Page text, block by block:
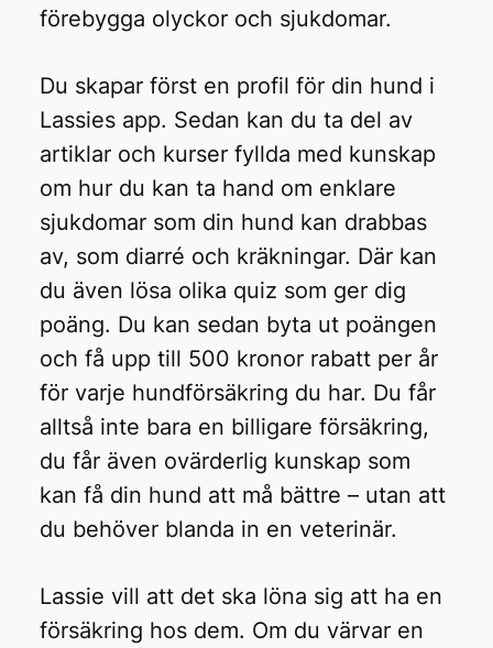
förebygga olyckor och sjukdomar.
Du skapar först en profil för din hund i
Lassies app. Sedan kan du ta del av
artiklar och kurser fyllda med kunskap
om hur du kan ta hand om enklare
sjukdomar som din hund kan drabbas
av, som diarré och kräkningar. Där kan
du även lösa olika quiz som ger dig
poäng. Du kan sedan byta ut poängen
och få upp till 500 kronor rabatt per år
för varje hundförsäkring du har. Du får
alltså inte bara en billigare försäkring,
du får även ovärderlig kunskap som
kan få din hund att må bättre – utan att
du behöver blanda in en veterinär.
Lassie vill att det ska löna sig att ha en
försäkring hos dem. Om du värvar en